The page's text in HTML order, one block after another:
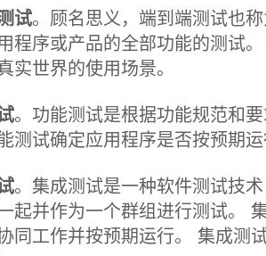
试。顾名思义，端到端测试也
程序或产品的全部功能的测试
实世界的使用场景。
。功能测试是根据功能规范和
测试确定应用程序是否按预期运
。集成测试是一种软件测试技
起并作为一个群组进行测试。
同工作并按预期运行。 集成测